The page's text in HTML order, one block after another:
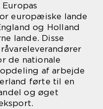
europæiske lande
og Holland
lande. Disse
de nationale
opdeling af arbejde
førte til en
og øget